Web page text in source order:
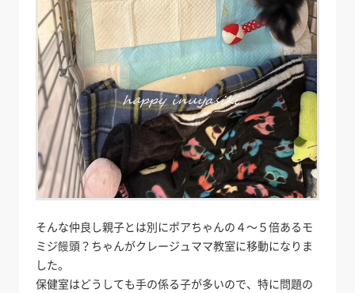
そんな仲良し親子とは別にポアちゃんの４～５倍あるモ
ミジ饅頭？ちゃんがクレージュママ教室に移動になりま
した。
保健室はどうしても手の係る子が多いので、特に問題の